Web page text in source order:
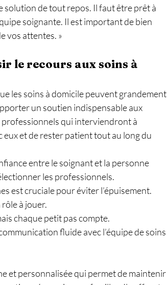
solution de tout repos. Il faut être prêt à
soignante. Il est important de bien
vos attentes. »
le recours aux soins à
les soins à domicile peuvent grandement
un soutien indispensable aux
professionnels qui interviendront à
et de rester patient tout au long du
entre le soignant et la personne
les professionnels.
est cruciale pour éviter l’épuisement.
à jouer.
chaque petit pas compte.
fluide avec l’équipe de soins
et personnalisée qui permet de maintenir